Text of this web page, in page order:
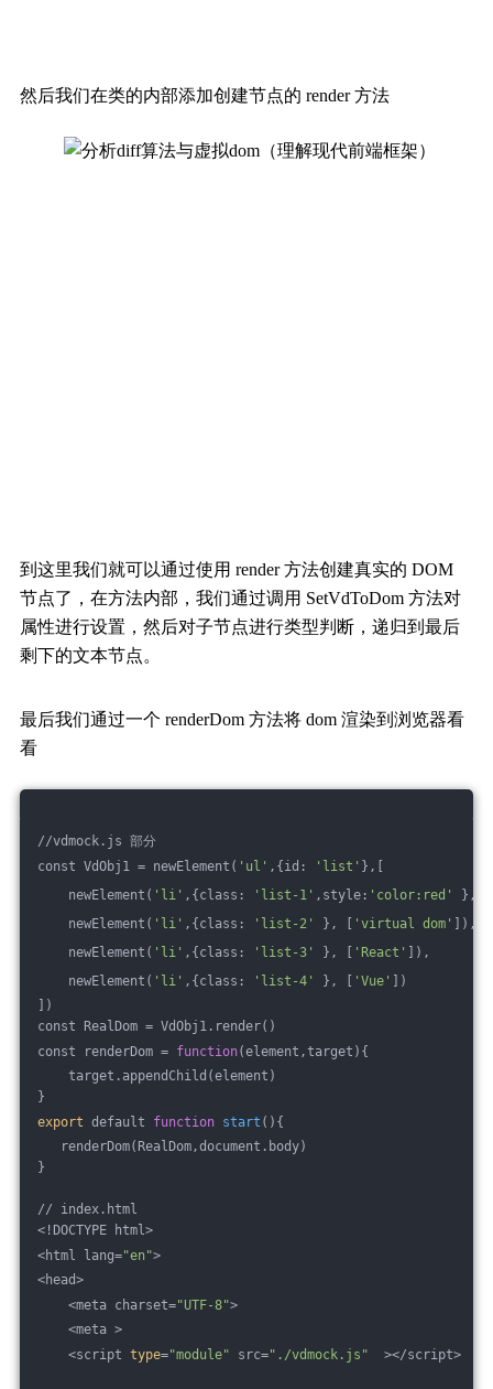
然后我们在类的内部添加创建节点的 render 方法
到这里我们就可以通过使用 render 方法创建真实的 DOM
节点了，在方法内部，我们通过调用 SetVdToDom 方法对
属性进行设置，然后对子节点进行类型判断，递归到最后
剩下的文本节点。
最后我们通过一个 renderDom 方法将 dom 渲染到浏览器看
看
//vdmock.js 部分
const VdObj1 = newElement( 'ul' ,{id: 'list' },[
newElement( 'li' ,{class: 'list-1' ,style: 'color:red' }, [
newElement( 'li' ,{class: 'list-2' }, [ 'virtual dom' ]),
newElement( 'li' ,{class: 'list-3' }, [ 'React' ]),
newElement( 'li' ,{class: 'list-4' }, [ 'Vue' ])
])
const RealDom = VdObj1.render()
const renderDom = function(element,target){
target.appendChild(element)
}
export default function start (){
renderDom(RealDom,document.body)
}
// index.html
<!DOCTYPE html>
<html lang="en">
<head>
<meta charset="UTF-8">
<meta >
<script type="module" src="./vdmock.js" ></script>